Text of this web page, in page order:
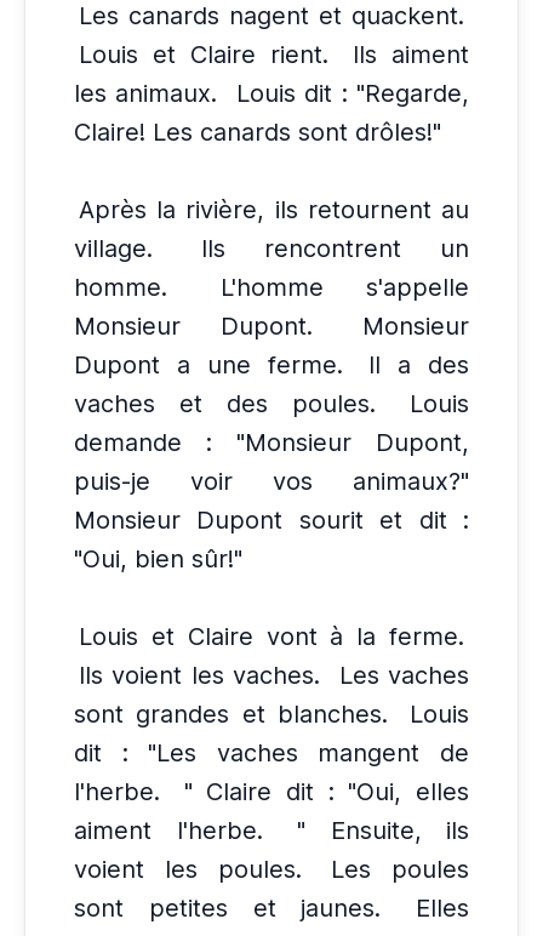
Les canards nagent et quackent.
Louis et Claire rient.
Ils aiment
les animaux.
Louis dit : "Regarde,
Claire! Les canards sont drôles!"
Après la rivière, ils retournent au
village.
Ils rencontrent un
homme.
L'homme s'appelle
Monsieur Dupont.
Monsieur
Dupont a une ferme.
Il a des
vaches et des poules.
Louis
demande : "Monsieur Dupont,
puis-je voir vos animaux?"
Monsieur Dupont sourit et dit :
"Oui, bien sûr!"
Louis et Claire vont à la ferme.
Ils voient les vaches.
Les vaches
sont grandes et blanches.
Louis
dit : "Les vaches mangent de
l'herbe.
" Claire dit : "Oui, elles
aiment l'herbe.
" Ensuite, ils
voient les poules.
Les poules
sont petites et jaunes.
Elles